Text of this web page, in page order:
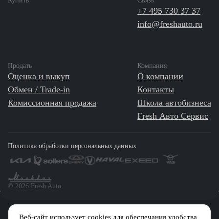
Веб-сайт использует cookies для обеспечания удобства
Продать
Оценка и выкуп
Обмен / Trade-in
Комиссионная продажа
Компания
О компании
Контакты
Школа автобизнеса
Fresh Авто Сервис
+7 495 730 37 37
info@freshauto.ru
©️ 2026 Fresh Auto
Политика обработки персональных данных
Сетевое издание «Первый автомобильный маркетплейс» зарегистрировано